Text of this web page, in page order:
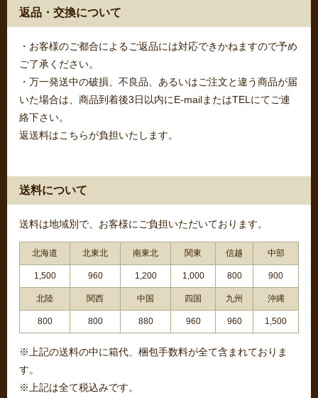
返品・交換について
・お客様のご都合によるご返品には対応できかねますので予め
ご了承ください。
・万一発送中の破損、不良品、あるいはご注文と違う商品が届
いた場合は、商品到着後3日以内にE-mailまたはTELにてご連
絡下さい。
返送料はこちらが負担いたします。
送料について
送料は地域別で、お客様にご負担いただいております。
北海道 北東北 南東北 関東 信越 中部
1,500 960 1,200 1,000 800 900
北陸 関西 中国 四国 九州 沖縄
800 800 880 960 960 1,500
※上記の送料の中に箱代、梱包手数料が全て含まれておりま
す。
※上記は全て税込みです。